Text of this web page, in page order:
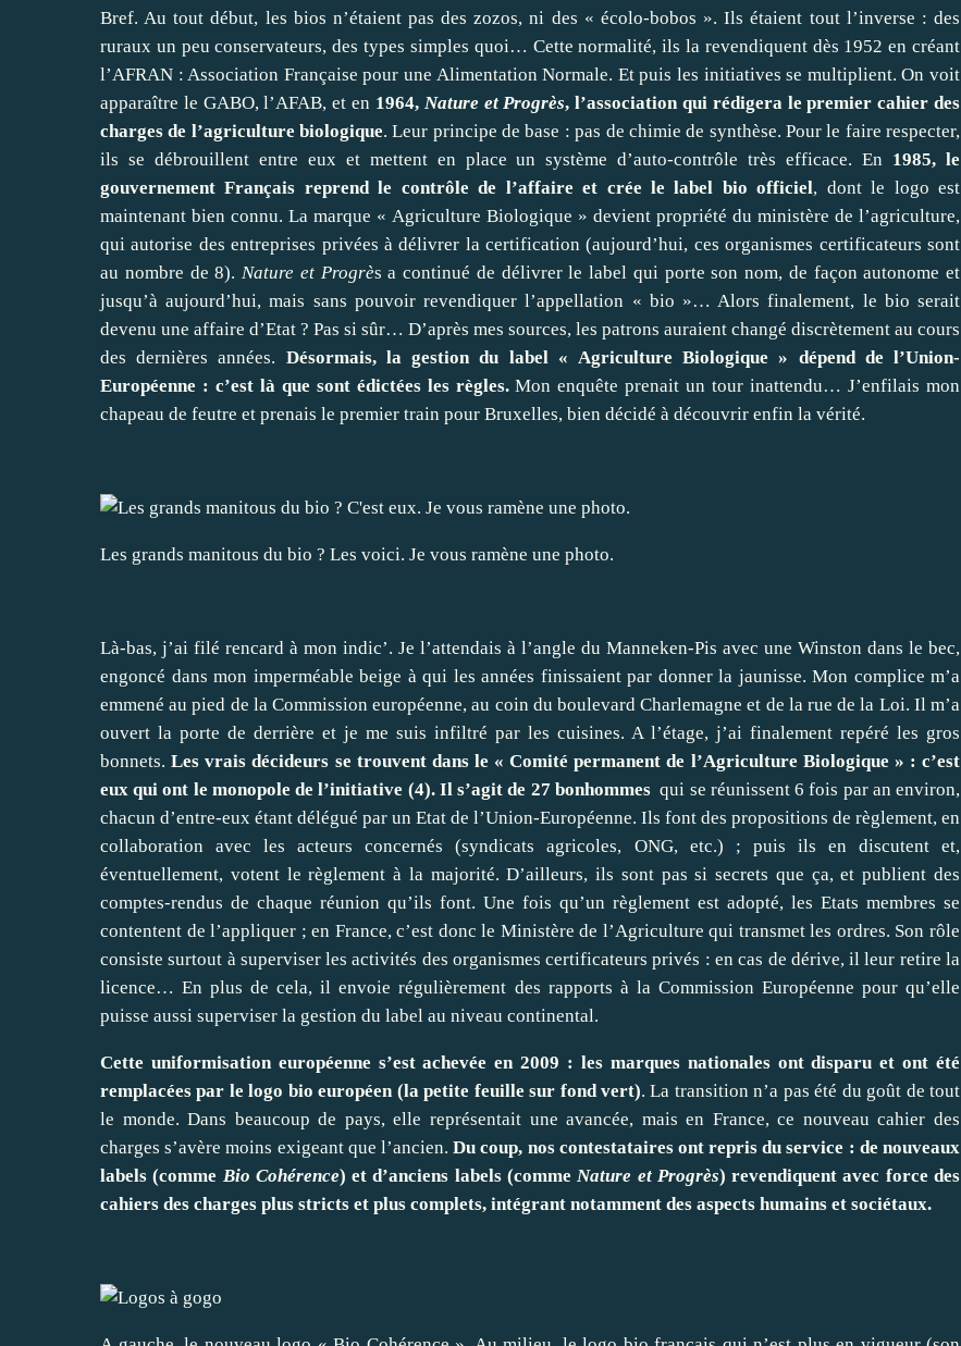
Bref. Au tout début, les bios n’étaient pas des zozos, ni des « écolo-bobos ». Ils étaient tout l’inverse : des
ruraux un peu conservateurs, des types simples quoi… Cette normalité, ils la revendiquent dès 1952 en créant
l’AFRAN : Association Française pour une Alimentation Normale. Et puis les initiatives se multiplient. On voit
apparaître le GABO, l’AFAB, et en 1964, Nature et Progrès, l’association qui rédigera le premier cahier des
charges de l’agriculture biologique. Leur principe de base : pas de chimie de synthèse. Pour le faire respecter,
ils se débrouillent entre eux et mettent en placeun système d’auto-contrôle très efficace. En 1985, le
gouvernement Français reprend le contrôle de l’affaire et crée le label bio officiel, dont le logo est
maintenant bien connu. La marque « Agriculture Biologique » devient propriété du ministère de l’agriculture,
qui autorise des entreprises privées à délivrer la certification (aujourd’hui, ces organismes certificateurs sont
au nombre de 8). Nature et Progrès a continué de délivrer le label qui porte son nom, de façon autonome et
jusqu’à aujourd’hui, mais sans pouvoir revendiquer l’appellation « bio »… Alors finalement, le bio serait
devenu une affaire d’Etat ? Pas si sûr… D’après mes sources, les patrons auraient changé discrètement au cours
des dernières années. Désormais, la gestion du label « Agriculture Biologique » dépend de l’Union-
Européenne : c’est là que sont édictées les règles.Mon enquête prenait un tour inattendu… J’enfilais mon
chapeau de feutre et prenais le premier train pour Bruxelles, bien décidé à découvrir enfin la vérité.
Les grands manitous du bio ? Les voici. Je vous ramène une photo.
Là-bas, j’ai filé rencard à mon indic’. Je l’attendais à l’angle du Manneken-Pis avec une Winston dans le bec,
engoncé dans mon imperméable beige à qui les années finissaient par donner la jaunisse. Mon complice m’a
emmené au pied de la Commission européenne, au coin du boulevard Charlemagne et de la rue de la Loi. Il m’a
ouvert la porte de derrière et je me suis infiltré par les cuisines. A l’étage, j’ai finalement repéré les gros
bonnets.Les vrais décideurs se trouvent dans le « Comité permanent de l’Agriculture Biologique » : c’est
eux qui ont le monopole de l’initiative (4). Il s’agit de 27 bonhommesqui se réunissent 6 fois par an environ,
chacun d’entre-eux étant délégué par un Etat de l’Union-Européenne. Ils font des propositions de règlement, en
collaboration avec les acteurs concernés (syndicats agricoles, ONG, etc.) ; puis ils en discutent et,
éventuellement, votent le règlement à la majorité. D’ailleurs, ils sont pas si secrets que ça, et publient des
comptes-rendus de chaque réunion qu’ils font. Une fois qu’un règlement est adopté, les Etats membres se
contentent de l’appliquer ; en France, c’est donc le Ministère de l’Agriculture qui transmet les ordres. Son rôle
consiste surtout à superviser les activités des organismes certificateurs privés : en cas de dérive, il leur retire la
licence… En plus de cela, il envoie régulièrement des rapports à la Commission Européenne pour qu’elle
puisse aussi superviser la gestion du label au niveau continental.
Cette uniformisation européenne s’est achevée en 2009 : les marques nationales ont disparu et ont été
remplacées par le logo bio européen (la petite feuille sur fond vert). La transition n’a pas été du goût de tout
le monde. Dans beaucoup de pays, elle représentait une avancée, mais en France, ce nouveau cahier des
charges s’avère moins exigeant que l’ancien.Du coup, nos contestataires ont repris du service : de nouveaux
labels (comme Bio Cohérence) et d’anciens labels (commeNature et Progrès) revendiquent avec force des
cahiers des charges plus stricts et plus complets, intégrant notamment des aspects humains et sociétaux.